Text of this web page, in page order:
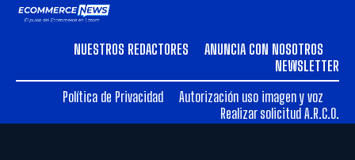
ARGENTINA
CHILE
ARGENTINA
CHILE
NUESTROS REDACTORES
ANUNCIA CON NOSOTROS
NEWSLETTER
Política de Privacidad
Autorización uso imagen y voz
Realizar solicitud A.R.C.O.